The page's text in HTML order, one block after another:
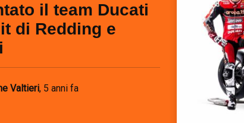
il team Ducati
di Redding e
Valtieri, 5 anni fa